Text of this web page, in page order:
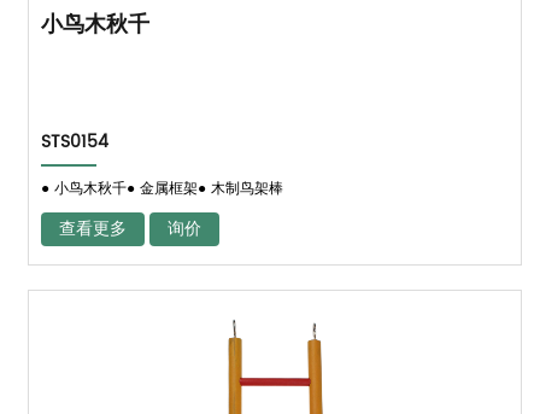
小鸟木秋千
STS0154
● 小鸟木秋千● 金属框架● 木制鸟架棒
查看更多 询价